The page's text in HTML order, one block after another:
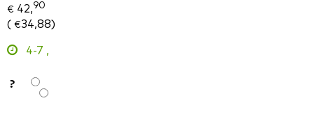
€ 42,90
( €34,88)
4-7 ,
?